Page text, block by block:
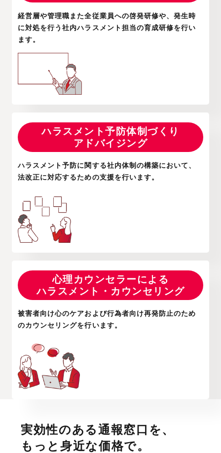
経営層や管理職また全従業員への啓発研修や、発生時
に対処を行う社内ハラスメント担当の育成研修を行い
ます。
ハラスメント予防体制づくり
アドバイジング
ハラスメント予防に関する社内体制の構築において、
法改正に対応するための支援を行います。
心理カウンセラーによる
ハラスメント・カウンセリング
被害者向け心のケアおよび行為者向け再発防止のため
のカウンセリングを行います。
実効性のある通報窓口を、
もっと身近な価格で。